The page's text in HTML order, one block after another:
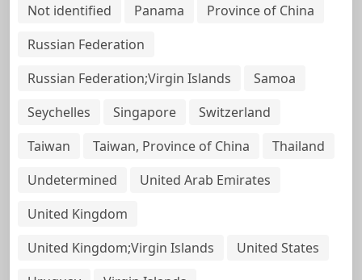
Not identified
Panama
Province of China
Russian Federation
Russian Federation;Virgin Islands
Samoa
Seychelles
Singapore
Switzerland
Taiwan
Taiwan, Province of China
Thailand
Undetermined
United Arab Emirates
United Kingdom
United Kingdom;Virgin Islands
United States